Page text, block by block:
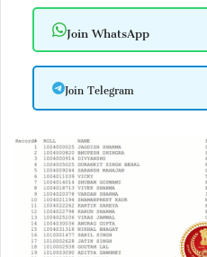
Join WhatsApp
Join Telegram